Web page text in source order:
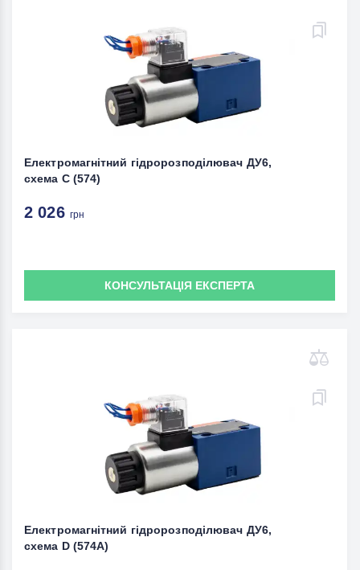
Електромагнітний гідророзподілювач ДУ6,
схема С (574)
2 026 грн
КОНСУЛЬТАЦІЯ ЕКСПЕРТА
Електромагнітний гідророзподілювач ДУ6,
схема D (574A)